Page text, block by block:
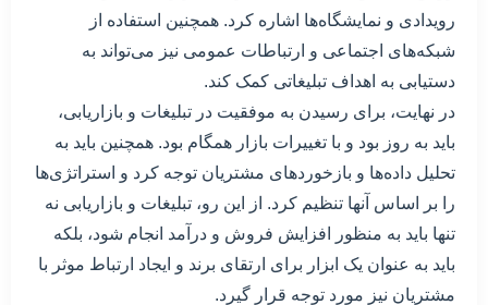
رویدادی و نمایشگاه‌ها اشاره کرد. همچنین استفاده از
شبکه‌های اجتماعی و ارتباطات عمومی نیز می‌تواند به
دستیابی به اهداف تبلیغاتی کمک کند.
در نهایت، برای رسیدن به موفقیت در تبلیغات و بازاریابی،
باید به روز بود و با تغییرات بازار همگام بود. همچنین باید به
تحلیل داده‌ها و بازخوردهای مشتریان توجه کرد و استراتژی‌ها
را بر اساس آنها تنظیم کرد. از این رو، تبلیغات و بازاریابی نه
تنها باید به منظور افزایش فروش و درآمد انجام شود، بلکه
باید به عنوان یک ابزار برای ارتقای برند و ایجاد ارتباط موثر با
مشتریان نیز مورد توجه قرار گیرد.